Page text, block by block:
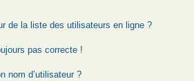
de la liste des utilisateurs en ligne ?
pas correcte !
nom d’utilisateur ?